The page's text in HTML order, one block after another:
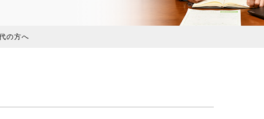
の方へ